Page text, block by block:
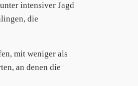
intensiver Jagd
die
mit weniger als
an denen die